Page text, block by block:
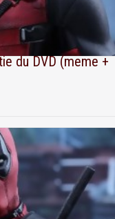
du DVD (meme +